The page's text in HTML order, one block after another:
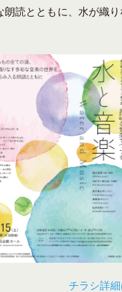
朗読とともに、水が織
チラシ詳細